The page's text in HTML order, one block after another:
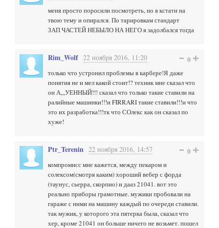
меня просто поросили посмотреть, но я кстати на
твою тему и опирался. По тарировкам стандарт
ЗАП ЧАСТЕЙ НЕБЫЛО НА НЕГО я задолбался тогда
Rim_Wolf 22 ноября 2016, 11:20 0
только что устронил проблемы в карбере!Я даже
понятия не и мел какой стоит!? техник мне сказал что
он А,,,УЕННЫЙ!!! сказал что только такие ставили на
ралийные машинки!!!и FIRRARI такие ставили!!!и что
это их разработка!!!тк что СОлекс как он сказал по
хуже!
Ptr_Terenin 22 ноября 2016, 14:57 0
компромисс мне кажется, между пекаром и
солексом(смотря каким) хороший вебер с форда
(таунус, сьерра, скорпио) и дааз 21041. вот это
реально приборы грамотные. мужики пробовали на
гараже с ними на машину каждый по очереди ставили.
так мужик, у которого эта пятерка была, сказал что
хер, кроме 21041 он больше ничего не возьмет. пошел